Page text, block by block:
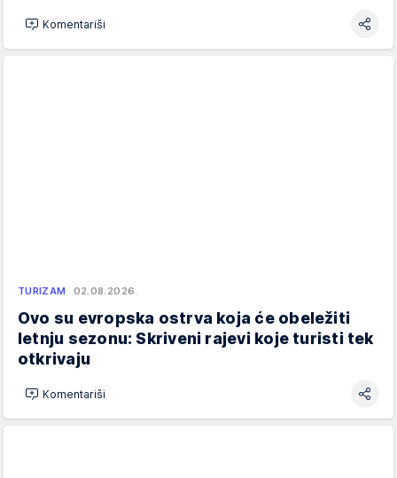
Komentariši
TURIZAM 02.08.2026.
Ovo su evropska ostrva koja će obeležiti
letnju sezonu: Skriveni rajevi koje turisti tek
otkrivaju
Komentariši